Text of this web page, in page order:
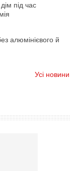
під час
алюмінієвого й
Усі новини